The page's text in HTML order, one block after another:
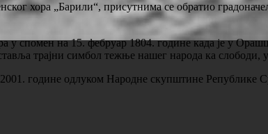
хора „Барили“, присутнима се обратио
у спомен на 15. фебруар 1804. године када је у
трајни симбол тежње нашег народа ка слободи,
године одлуком Народне скупштине Републике